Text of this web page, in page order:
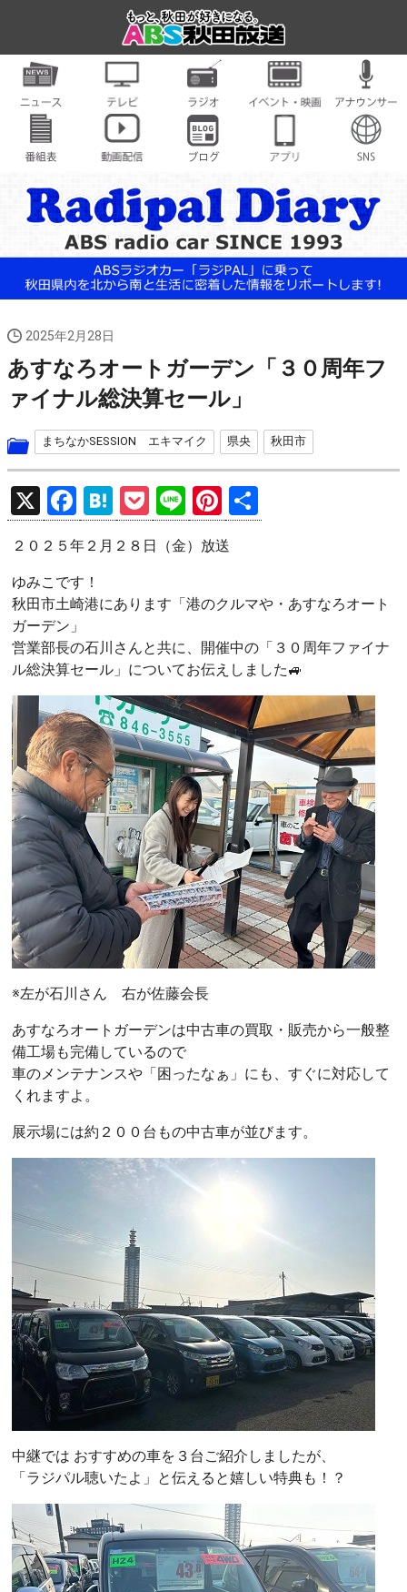
2025年2月28日
あすなろオートガーデン「３０周年フ
ァイナル総決算セール」
まちなかSESSION エキマイク 県央 秋田市
X
F
a
ce
b
o
o
k
H
at
e
a
P
o
ck
Li
n
e
Pi
nt
er
t
有
２０２５年２月２８日（金）放送
ゆみこです！
秋田市土崎港にあります「港のクルマや・あすなろオート
ガーデン」
営業部長の石川さんと共に、開催中の「３０周年ファイナ
ル総決算セール」についてお伝えしました🚙
※左が石川さん 右が佐藤会長
あすなろオートガーデンは中古車の買取・販売から一般整
備工場も完備しているので
車のメンテナンスや「困ったなぁ」にも、すぐに対応して
くれますよ。
展示場には約２００台もの中古車が並びます。
中継では おすすめの車を３台ご紹介しましたが、
「ラジパル聴いたよ」と伝えると嬉しい特典も！？